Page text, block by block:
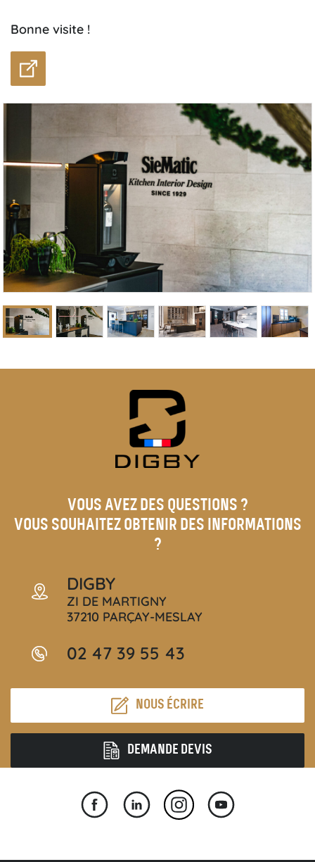
Bonne visite !
VOUS AVEZ DES QUESTIONS ?
VOUS SOUHAITEZ OBTENIR DES INFORMATIONS
?
DIGBY
ZI DE MARTIGNY
37210 PARÇAY-MESLAY
02 47 39 55 43
NOUS ÉCRIRE
DEMANDE DEVIS